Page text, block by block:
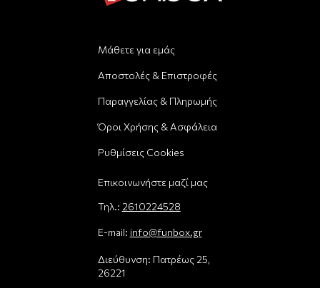
Μάθετε για εμάς
Αποστολές & Επιστροφές
Παραγγελίας & Πληρωμής
Όροι Χρήσης & Ασφάλεια
Ρυθμίσεις Cookies
Επικοινωνήστε μαζί μας
Τηλ.: 2610224528
E-mail: info@funbox.gr
Διεύθυνση: Πατρέως 25,
26221